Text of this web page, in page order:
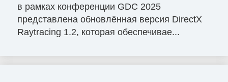
в рамках конференции GDC 2025
представлена обновлённая версия DirectX
Raytracing 1.2, которая обеспечивае...